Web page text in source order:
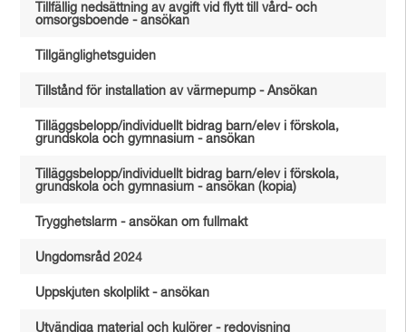
Tillfällig nedsättning av avgift vid flytt till vård- och
omsorgsboende - ansökan
Tillgänglighetsguiden
Tillstånd för installation av värmepump - Ansökan
Tilläggsbelopp/individuellt bidrag barn/elev i förskola,
grundskola och gymnasium - ansökan
Tilläggsbelopp/individuellt bidrag barn/elev i förskola,
grundskola och gymnasium - ansökan (kopia)
Trygghetslarm - ansökan om fullmakt
Ungdomsråd 2024
Uppskjuten skolplikt - ansökan
Utvändiga material och kulörer - redovisning